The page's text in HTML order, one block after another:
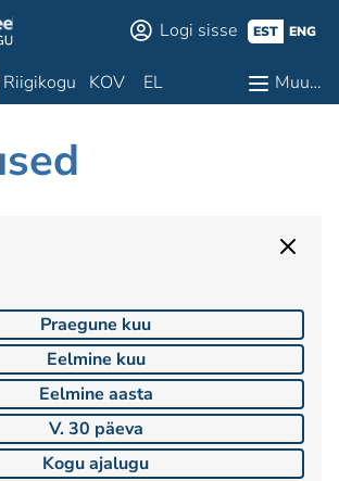
Logi sisse EST ENG
Riigikogu KOV EL Muu…
Praegune kuu
Eelmine kuu
Eelmine aasta
V. 30 päeva
Kogu ajalugu